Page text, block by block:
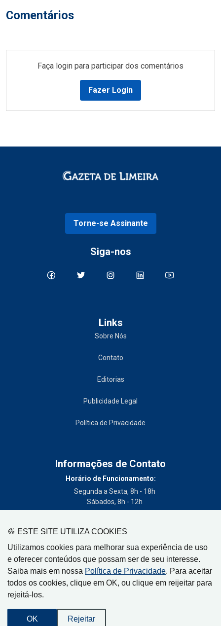
ESTE SITE UTILIZA COOKIES
Utilizamos cookies para melhorar sua experiência de uso
e oferecer conteúdos que possam ser de seu interesse.
Saiba mais em nossa Política de Privacidade. Para aceitar
todos os cookies, clique em OK, ou clique em reijeitar para
rejeitá-los.
OK Rejeitar
Comentários
Faça login para participar dos comentários
Fazer Login
Torne-se Assinante
Siga-nos
Links
Sobre Nós
Contato
Editorias
Publicidade Legal
Política de Privacidade
Informações de Contato
Horário de Funcionamento:
Segunda a Sexta, 8h - 18h
Sábados, 8h - 12h
(19) 3404-3700
Circulação:
Limeira - SP, Artur Nogueira - SP, Cordeirópolis - SP,
Engenheiro Coelho - SP, Iracemápolis - SP
CEP: 13480-005 - Centro - Limeira-SP